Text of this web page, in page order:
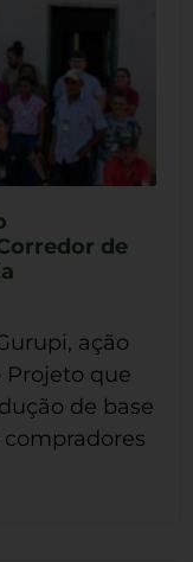
de
ação
que
de base